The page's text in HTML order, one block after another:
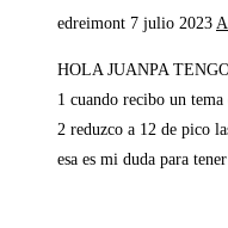
edreimont 7 julio 2023
HOLA JUANPA
1 cuando recibo un
2 reduzco a 12 de pico
esa es mi duda para